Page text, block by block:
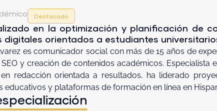
Destacado
en la optimización y planificación de
digitales orientados a estudiantes
es comunicador social con más de 15 años de
y creación de contenidos académicos. Especialista
redacción orientada a resultados, ha liderado
educativos y plataformas de formación en línea en